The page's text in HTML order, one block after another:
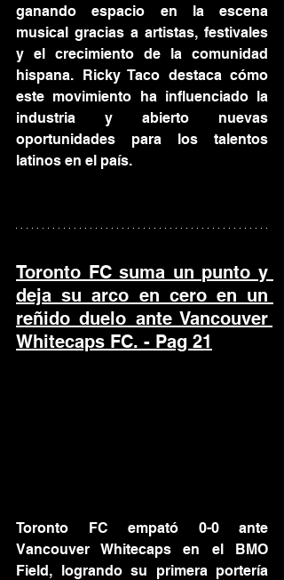
ganando espacio en la escena
musical gracias a artistas, festivales
y el crecimiento de la comunidad
hispana. Ricky Taco destaca cómo
este movimiento ha influenciado la
industria y abierto nuevas
oportunidades para los talentos
latinos en el país.
Toronto FC suma un punto y
deja su arco en cero en un
reñido duelo ante Vancouver
Whitecaps FC. - Pag 21
Toronto FC empató 0-0 ante
Vancouver Whitecaps en el BMO
Field, logrando su primera portería